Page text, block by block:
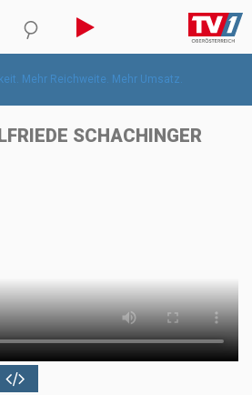
SCHACHINGER